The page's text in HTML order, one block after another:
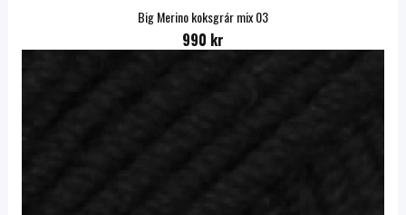
Big Merino koksgrár mix 03
990 kr